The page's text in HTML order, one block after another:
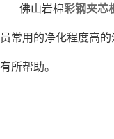
佛山岩棉彩钢夹芯
员常用的净化程度高
有所帮助。